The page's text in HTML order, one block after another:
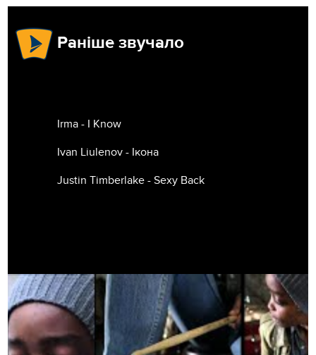
Раніше звучало
Irma - I Know
Ivan Liulenov - Ікона
Justin Timberlake - Sexy Back